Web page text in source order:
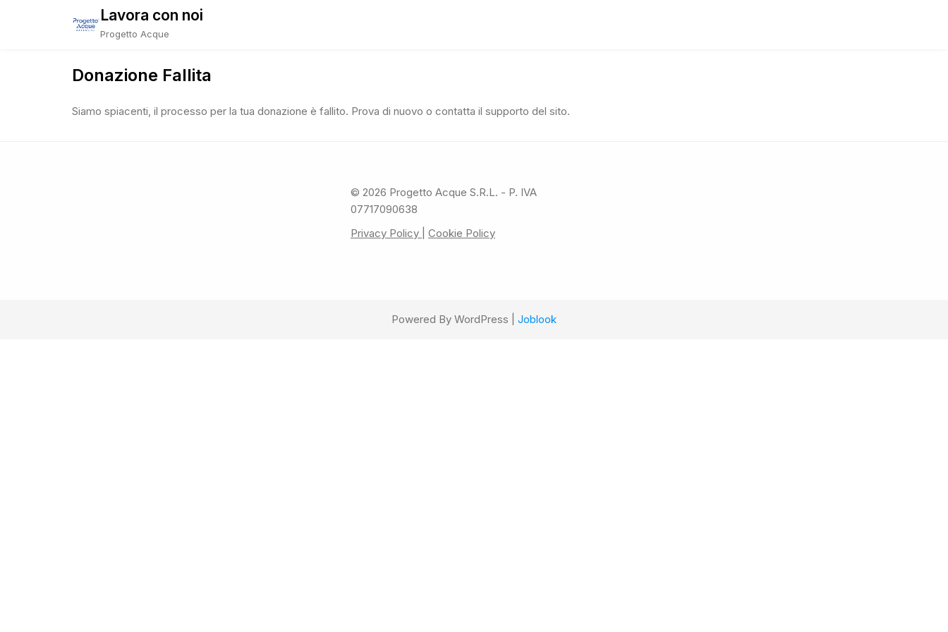
Lavora con noi
Progetto Acque
Donazione Fallita
Siamo spiacenti, il processo per la tua donazione è fallito. Prova di nuovo o contatta il supporto del sito.
© 2026 Progetto Acque S.R.L. - P. IVA
07717090638
Privacy Policy
Cookie Policy
Powered By WordPress | Joblook